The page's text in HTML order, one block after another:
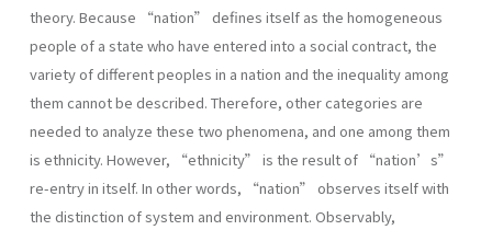
theory. Because “nation” defines itself as the homogeneous
people of a state who have entered into a social contract, the
variety of different peoples in a nation and the inequality among
them cannot be described. Therefore, other categories are
needed to analyze these two phenomena, and one among them
is ethnicity. However, “ethnicity” is the result of “nation’s”
re-entry in itself. In other words, “nation” observes itself with
the distinction of system and environment. Observably,